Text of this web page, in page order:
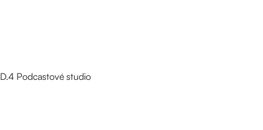
D.4 Podcastové studio